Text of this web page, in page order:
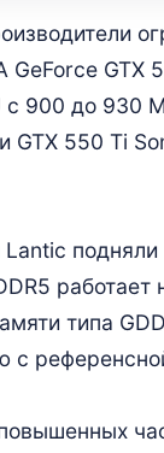
GeForce
с 900 до 930
GTX 550 Ti
типа
с